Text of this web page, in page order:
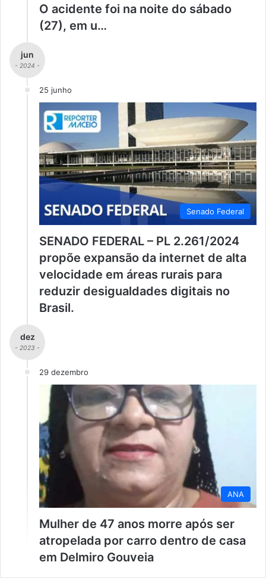
O acidente foi na noite do sábado
(27), em u…
jun
- 2024 -
25 junho
Senado Federal
SENADO FEDERAL – PL 2.261/2024
propõe expansão da internet de alta
velocidade em áreas rurais para
reduzir desigualdades digitais no
Brasil.
dez
- 2023 -
29 dezembro
ANA
Mulher de 47 anos morre após ser
atropelada por carro dentro de casa
em Delmiro Gouveia